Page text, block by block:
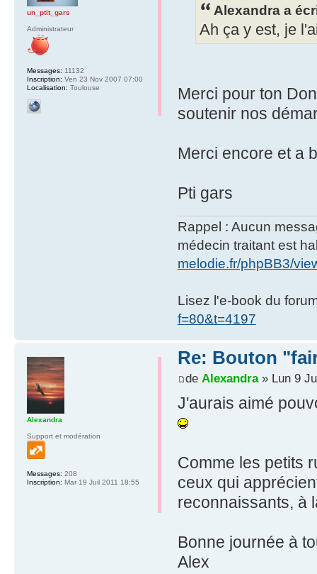
Alexandra a
Ah ça y est, je
Merci pour ton
soutenir nos
Merci encore et a
Pti gars
Rappel : Aucun
médecin traitant est
melodie.fr/phpBB3/
Lisez l'e-book du
f=80&t=4197
un_ptit_gars
Administrateur
Messages: 11132
Inscription: Ven 23 Nov 2007 07:00
Localisation: Toulouse
Re: Bouton
de Alexandra» Lun 9
J'aurais aimé
Comme les petits
ceux qui
reconnaissants, à
Bonne journée à
Alex
Alexandra
Support et modération
Messages: 208
Inscription: Mar 19 Juil 2011 18:55